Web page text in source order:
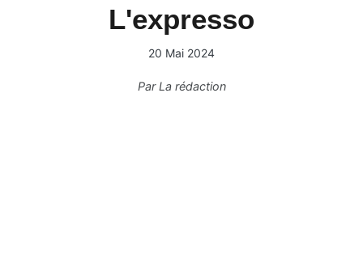
L'expresso
20 Mai 2024
ParLa rédaction